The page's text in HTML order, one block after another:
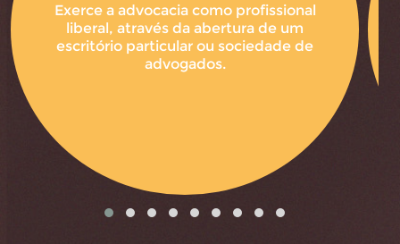
Exerce a advocacia como profissional
liberal, através da abertura de um
escritório particular ou sociedade de
advogados.